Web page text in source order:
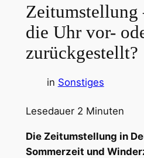
Zeitumstellung
die Uhr vor-
zurückgestellt?
in Sonstiges
Lesedauer 2 Minuten
Die Zeitumstellung in
Sommerzeit und